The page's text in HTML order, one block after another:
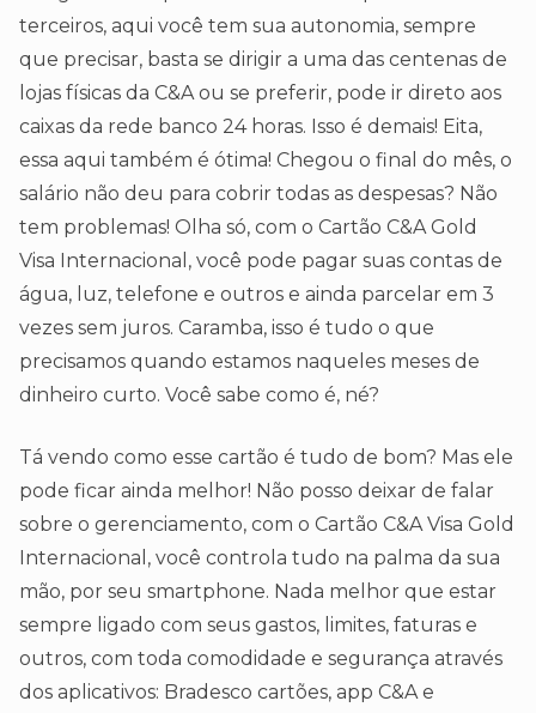
terceiros, aqui você tem sua autonomia, sempre
que precisar, basta se dirigir a uma das centenas de
lojas físicas da C&A ou se preferir, pode ir direto aos
caixas da rede banco 24 horas. Isso é demais! Eita,
essa aqui também é ótima! Chegou o final do mês, o
salário não deu para cobrir todas as despesas? Não
tem problemas! Olha só, com o Cartão C&A Gold
Visa Internacional, você pode pagar suas contas de
água, luz, telefone e outros e ainda parcelar em 3
vezes sem juros. Caramba, isso é tudo o que
precisamos quando estamos naqueles meses de
dinheiro curto. Você sabe como é, né?
Tá vendo como esse cartão é tudo de bom? Mas ele
pode ficar ainda melhor! Não posso deixar de falar
sobre o gerenciamento, com o Cartão C&A Visa Gold
Internacional, você controla tudo na palma da sua
mão, por seu smartphone. Nada melhor que estar
sempre ligado com seus gastos, limites, faturas e
outros, com toda comodidade e segurança através
dos aplicativos: Bradesco cartões, app C&A e